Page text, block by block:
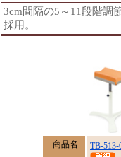
3cm間隔の5～11段階調
採用。
商品名 TB-513-